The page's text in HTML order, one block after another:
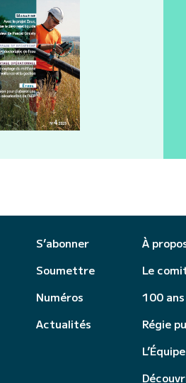
S’abonner
Soumettre
Numéros
Actualités
À
Le
100
Régie